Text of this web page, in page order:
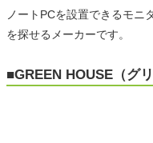
ノートPCを設置できるモニ
を探せるメーカーです。
■GREEN HOUSE（グ